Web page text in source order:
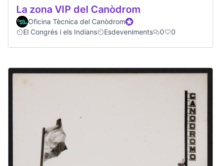
La zona VIP del Canòdrom
Oficina Tècnica del CanòdromParticipant oficial
El Congrés i els Indians
Esdeveniments 0 0